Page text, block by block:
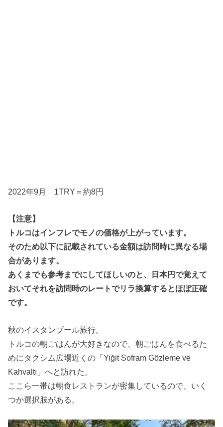
2022年9月 1TRY＝約8円
【注意】
トルコはインフレでモノの価格が上がっています。
そのため以下に記載されている金額は訪問時に異なる場
合があります。
あくまでも参考までにしてほしいのと、日本円で覚えて
おいてそれを訪問時のレートでリラ換算するとほぼ正確
です。
秋のイスタンブール旅行。
トルコの朝ごはんが大好きなので、朝ごはんを食べるた
めにタクシム広場近くの「Yiğit Sofram Gözleme ve
Kahvaltı」へと訪れた。
ここら一帯は朝食レストランが密集しているので、いく
つか選択肢がある。